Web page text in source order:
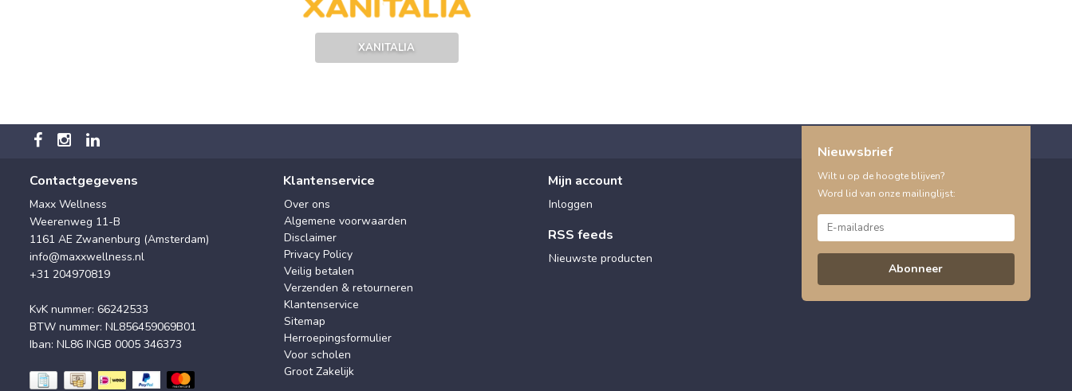
XANITALIA
Contactgegevens
Maxx Wellness
Weerenweg 11-B
1161 AE Zwanenburg (Amsterdam)
info@maxxwellness.nl
+31 204970819
KvK nummer: 66242533
BTW nummer: NL856459069B01
Iban: NL86 INGB 0005 346373
Klantenservice
Over ons
Algemene voorwaarden
Disclaimer
Privacy Policy
Veilig betalen
Verzenden & retourneren
Klantenservice
Sitemap
Herroepingsformulier
Voor scholen
Groot Zakelijk
Mijn account
Inloggen
RSS feeds
Nieuwste producten
Nieuwsbrief
Wilt u op de hoogte blijven?
Word lid van onze mailinglijst:
Abonneer